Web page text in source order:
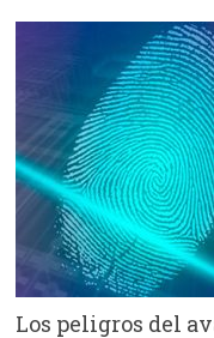
Los peligros del